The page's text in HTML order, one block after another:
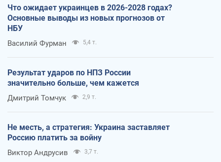
Что ожидает украинцев в 2026-2028 годах?
Основные выводы из новых прогнозов от
НБУ
Василий Фурман 5,4 т.
Результат ударов по НПЗ России
значительно больше, чем кажется
Дмитрий Томчук 2,9 т.
Не месть, а стратегия: Украина заставляет
Россию платить за войну
Виктор Андрусив 3,7 т.